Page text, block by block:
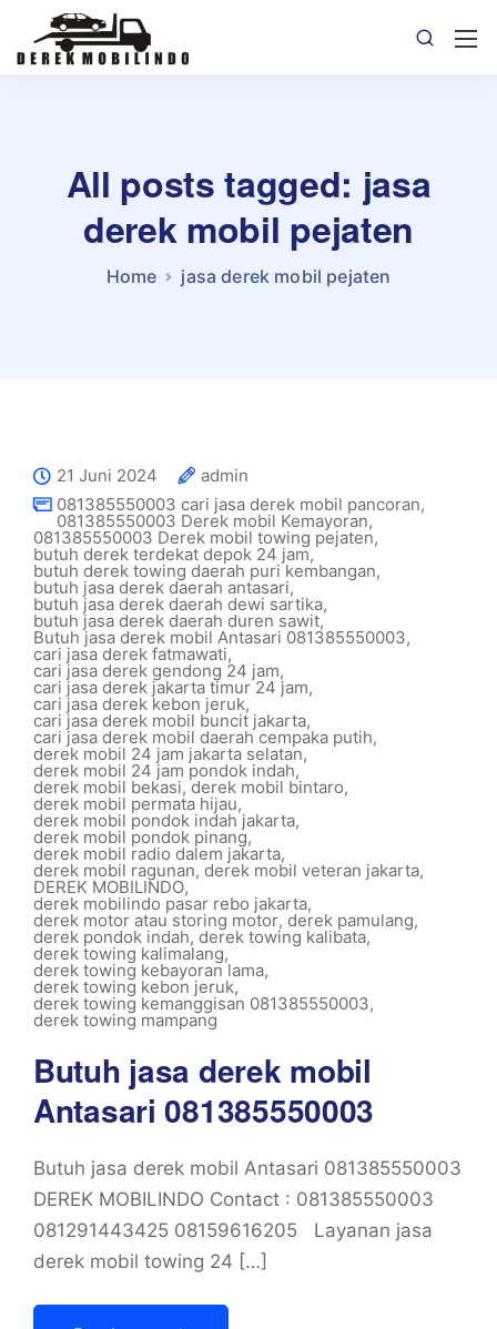
All posts tagged: jasa
derek mobil pejaten
Home jasa derek mobil pejaten
21 Juni 2024
admin
081385550003 cari jasa derek mobil pancoran,
081385550003 Derek mobil Kemayoran,
081385550003 Derek mobil towing pejaten,
butuh derek terdekat depok 24 jam,
butuh derek towing daerah puri kembangan,
butuh jasa derek daerah antasari,
butuh jasa derek daerah dewi sartika,
butuh jasa derek daerah duren sawit,
Butuh jasa derek mobil Antasari 081385550003,
cari jasa derek fatmawati,
cari jasa derek gendong 24 jam,
cari jasa derek jakarta timur 24 jam,
cari jasa derek kebon jeruk,
cari jasa derek mobil buncit jakarta,
cari jasa derek mobil daerah cempaka putih,
derek mobil 24 jam jakarta selatan,
derek mobil 24 jam pondok indah,
derek mobil bekasi,derek mobil bintaro,
derek mobil permata hijau,
derek mobil pondok indah jakarta,
derek mobil pondok pinang,
derek mobil radio dalem jakarta,
derek mobil ragunan, derek mobil veteran jakarta,
DEREK MOBILINDO,
derek mobilindo pasar rebo jakarta,
derek motor atau storing motor, derek pamulang,
derek pondok indah, derek towing kalibata,
derek towing kalimalang,
derek towing kebayoran lama,
derek towing kebon jeruk,
derek towing kemanggisan 081385550003,
derek towing mampang
Butuh jasa derek mobil
Antasari 081385550003
Butuh jasa derek mobil Antasari 081385550003
DEREK MOBILINDO Contact : 081385550003
081291443425 08159616205 Layanan jasa
derek mobil towing 24 […]